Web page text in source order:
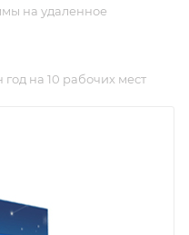
на удаленное
на 10 рабочих мест